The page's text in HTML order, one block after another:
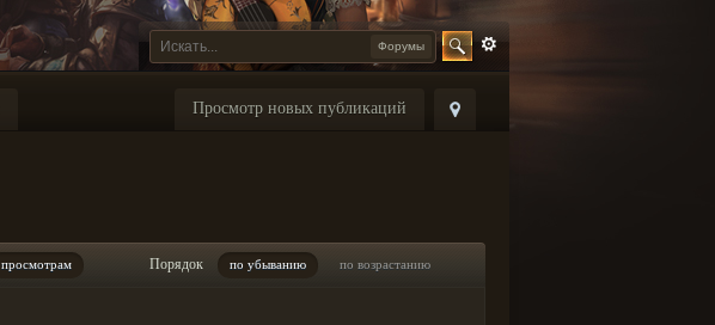
Форумы
Просмотр новых публикаций
просмотрам Порядок по убыванию по возрастанию